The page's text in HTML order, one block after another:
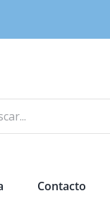
Contacto